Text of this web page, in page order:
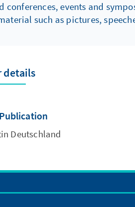
events and
such as pictures,
details
Publication
Deutschland